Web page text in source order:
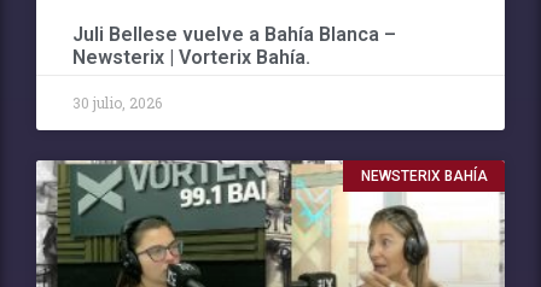
Juli Bellese vuelve a Bahía Blanca –
Newsterix | Vorterix Bahía.
30 julio, 2026
NEWSTERIX BAHÍA